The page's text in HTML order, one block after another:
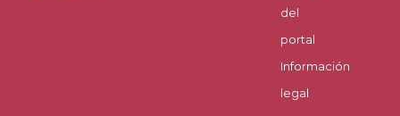
del
portal
Información
legal